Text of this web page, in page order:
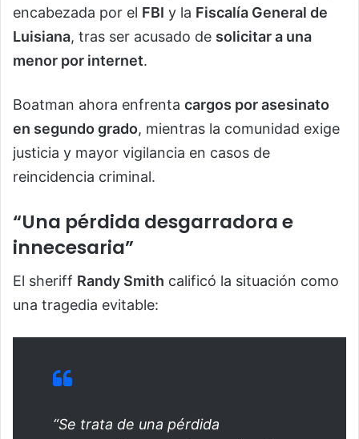
encabezada por el FBI y la Fiscalía General de
Luisiana, tras ser acusado de solicitar a una
menor por internet.
Boatman ahora enfrenta cargos por asesinato
en segundo grado, mientras la comunidad exige
justicia y mayor vigilancia en casos de
reincidencia criminal.
“Una pérdida desgarradora e
innecesaria”
El sheriff Randy Smith calificó la situación como
una tragedia evitable:
“Se trata de una pérdida